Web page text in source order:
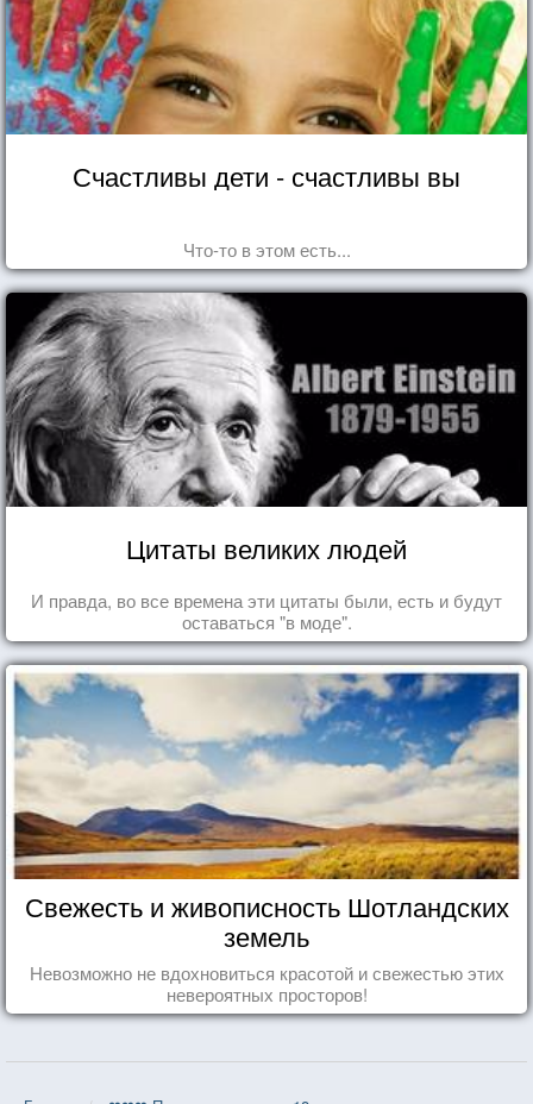
Счастливы дети - счастливы вы
Что-то в этом есть...
Цитаты великих людей
И правда, во все времена эти цитаты были, есть и будут
оставаться "в моде".
Свежесть и живописность Шотландских
земель
Невозможно не вдохновиться красотой и свежестью этих
невероятных просторов!